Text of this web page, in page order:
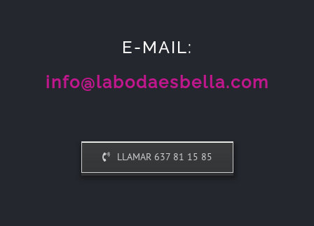
E-MAIL:
info@labodaesbella.com
LLAMAR 637 81 15 85